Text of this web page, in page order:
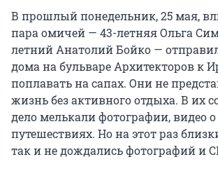
В прошлый понедельник, 25 мая,
пара омичей — 43-летняя Ольга
летний Анатолий Бойко —
дома на бульваре Архитекторов к
поплавать на сапах. Они не
жизнь без активного отдыха. В их
дело мелькали фотографии, видео о
путешествиях. Но на этот раз
так и не дождались фотографий и